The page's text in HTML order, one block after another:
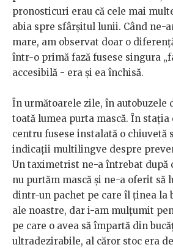
pronosticuri erau că cele mai
abia spre sfârşitul lunii. Când ne-
mare, am observat doar o
într-o primă fază fusese singura
accesibilă - era şi ea închisă.
Ȋn următoarele zile, în autobuzele
toată lumea purta mască. Ȋn
centru fusese instalată o chiuvetă
indicații multilingve despre
Un taximetrist ne-a întrebat după
nu purtăm mască şi ne-a oferit să
dintr-un pachet pe care îl ținea la
ale noastre, dar i-am mulțumit
pe care o avea să împartă din
ultradezirabile, al căror stoc era